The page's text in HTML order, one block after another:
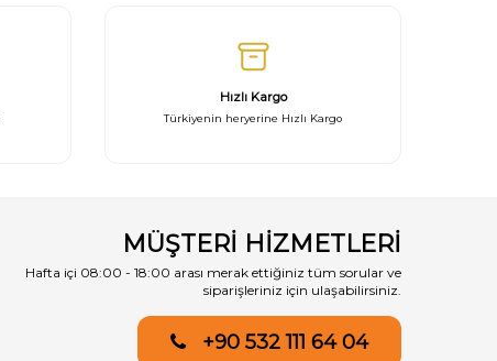
Hızlı Kargo
Türkiyenin heryerine Hızlı Kargo
MÜŞTERİ HİZMETLERİ
Hafta içi 08:00 - 18:00 arası merak ettiğiniz tüm sorular ve
siparişleriniz için ulaşabilirsiniz.
+90 532 111 64 04